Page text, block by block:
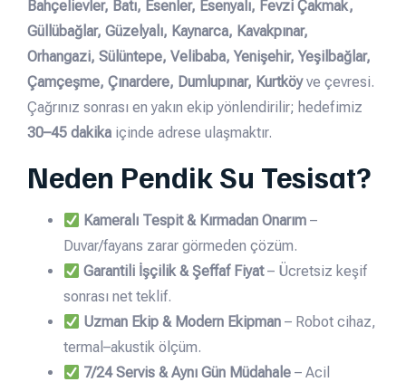
Bahçelievler, Batı, Esenler, Esenyalı, Fevzi Çakmak,
Güllübağlar, Güzelyalı, Kaynarca, Kavakpınar,
Orhangazi, Sülüntepe, Velibaba, Yenişehir, Yeşilbağlar,
Çamçeşme, Çınardere, Dumlupınar, Kurtköyve çevresi.
Çağrınız sonrası en yakın ekip yönlendirilir; hedefimiz
30–45 dakika içinde adrese ulaşmaktır.
Neden Pendik Su Tesisat?
Kameralı Tespit & Kırmadan Onarım –
Duvar/fayans zarar görmeden çözüm.
Garantili İşçilik & Şeffaf Fiyat– Ücretsiz keşif
sonrası net teklif.
Uzman Ekip & Modern Ekipman – Robot cihaz,
termal–akustik ölçüm.
7/24 Servis & Aynı Gün Müdahale – Acil